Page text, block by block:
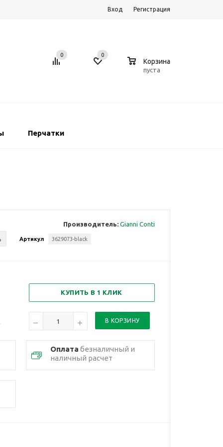
Вход Регистрация
0 0
Корзина
пуста
Перчатки
Производитель: Gianni Conti
Артикул 3629073-black
КУПИТЬ В 1 КЛИК
Оплата безналичный и
наличный расчет